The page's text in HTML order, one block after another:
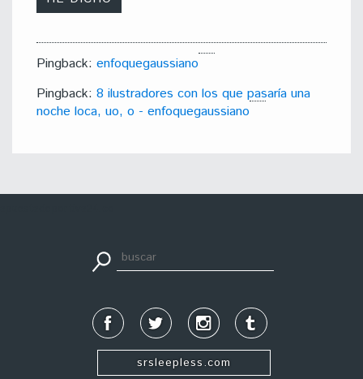
Pingback: enfoquegaussiano
Pingback: 8 ilustradores con los que pasaría una
noche loca, uo, o - enfoquegaussiano
srsleepless.com